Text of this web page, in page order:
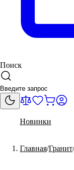
Поиск
Новинки
Главная Гранит